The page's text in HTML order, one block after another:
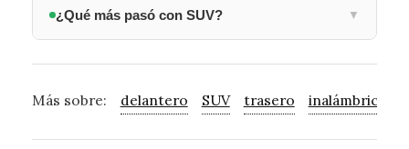
¿Qué más pasó con SUV? ▼
Más sobre: delantero SUV trasero inalámbrico